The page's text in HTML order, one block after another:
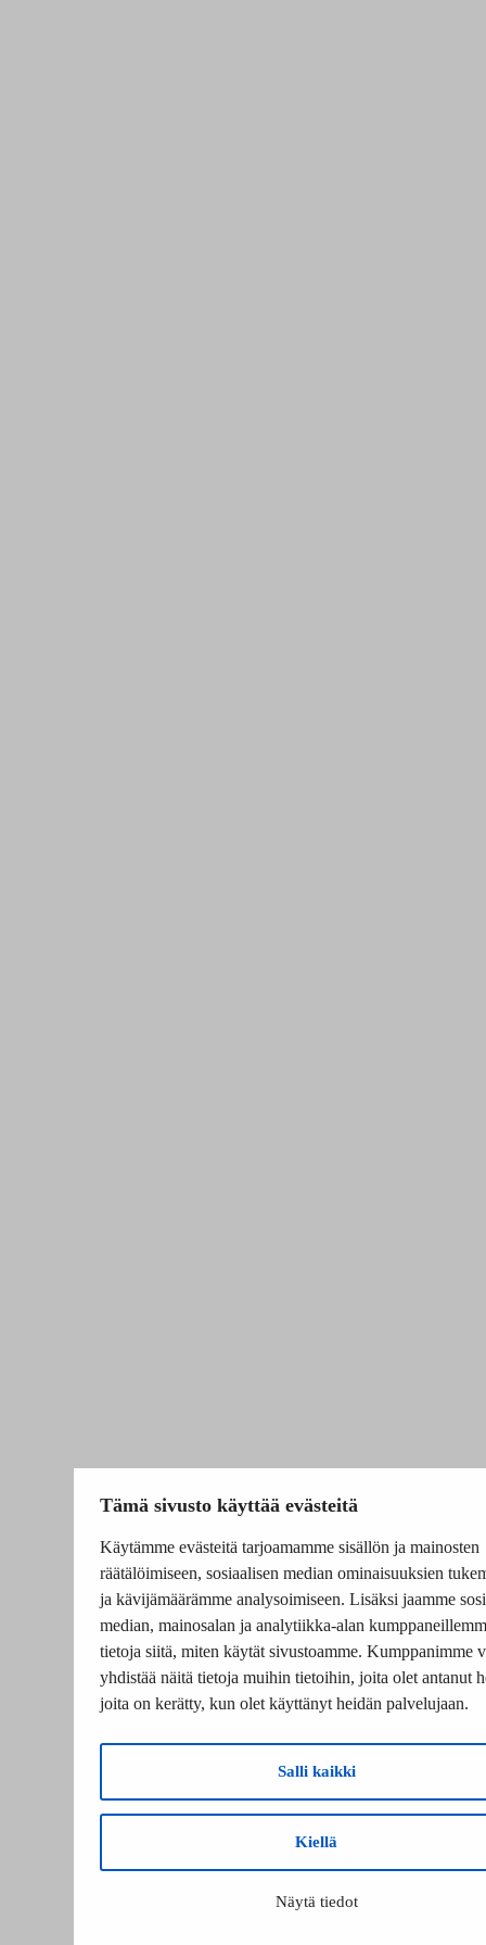
Tämä sivusto käyttää evästeitä
Käytämme evästeitä tarjoamamme sisällön ja mainosten
räätälöimiseen, sosiaalisen median ominaisuuksien
ja kävijämäärämme analysoimiseen. Lisäksi jaamme
median, mainosalan ja analytiikka-alan
tietoja siitä, miten käytät sivustoamme. Kumppanimme
yhdistää näitä tietoja muihin tietoihin, joita olet antanut
joita on kerätty, kun olet käyttänyt heidän palvelujaan.
Salli kaikki
Kiellä
Näytä tiedot